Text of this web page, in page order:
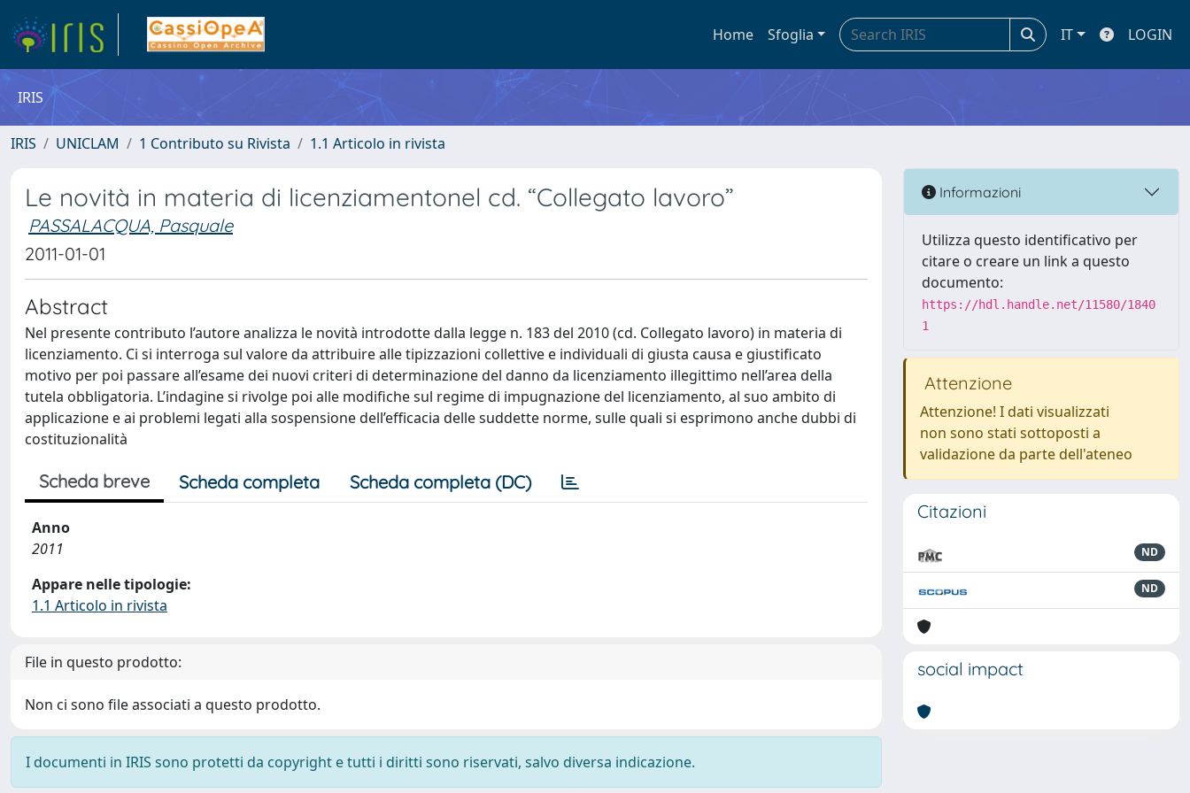
Home Sfoglia IT LOGIN
IRIS
IRIS UNICLAM 1 Contributo su Rivista 1.1 Articolo in rivista
Le novità in materia di licenziamentonel cd. “Collegato lavoro”
PASSALACQUA, Pasquale
2011-01-01
Abstract
Nel presente contributo l’autore analizza le novità introdotte dalla legge n. 183 del 2010 (cd. Collegato lavoro) in materia di
licenziamento. Ci si interroga sul valore da attribuire alle tipizzazioni collettive e individuali di giusta causa e giustificato
motivo per poi passare all’esame dei nuovi criteri di determinazione del danno da licenziamento illegittimo nell’area della
tutela obbligatoria. L’indagine si rivolge poi alle modifiche sul regime di impugnazione del licenziamento, al suo ambito di
applicazione e ai problemi legati alla sospensione dell’efficacia delle suddette norme, sulle quali si esprimono anche dubbi di
costituzionalità
Scheda breve Scheda completa Scheda completa (DC)
Anno
2011
Appare nelle tipologie:
1.1 Articolo in rivista
File in questo prodotto:
Non ci sono file associati a questo prodotto.
I documenti in IRIS sono protetti da copyright e tutti i diritti sono riservati, salvo diversa indicazione.
Informazioni
Utilizza questo identificativo per
citare o creare un link a questo
documento:
https://hdl.handle.net/11580/1840
1
Attenzione
Attenzione! I dati visualizzati
non sono stati sottoposti a
validazione da parte dell'ateneo
Citazioni
ND
ND
social impact